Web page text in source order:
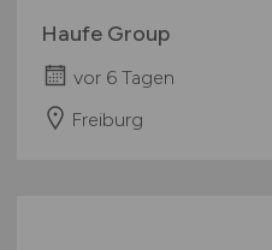
Haufe Group
vor 6 Tagen
Freiburg